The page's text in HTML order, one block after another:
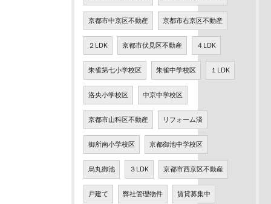
京都市中京区不動産 京都市右京区不動産
２LDK 京都市伏見区不動産 ４LDK
朱雀第七小学校区 朱雀中学校区 １LDK
洛央小学校区 中京中学校区
京都市山科区不動産 リフォーム済
御所南小学校区 京都御池中学校区
烏丸御池 ３LDK 京都市西京区不動産
戸建て 弊社管理物件 賃貸募集中